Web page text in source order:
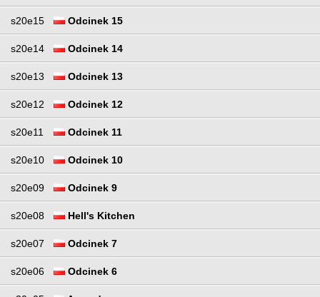
s20e15 Odcinek 15
s20e14 Odcinek 14
s20e13 Odcinek 13
s20e12 Odcinek 12
s20e11 Odcinek 11
s20e10 Odcinek 10
s20e09 Odcinek 9
s20e08 Hell's Kitchen
s20e07 Odcinek 7
s20e06 Odcinek 6